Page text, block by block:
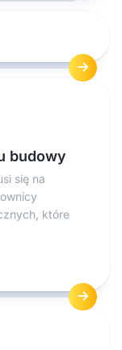
budowy
się na
które